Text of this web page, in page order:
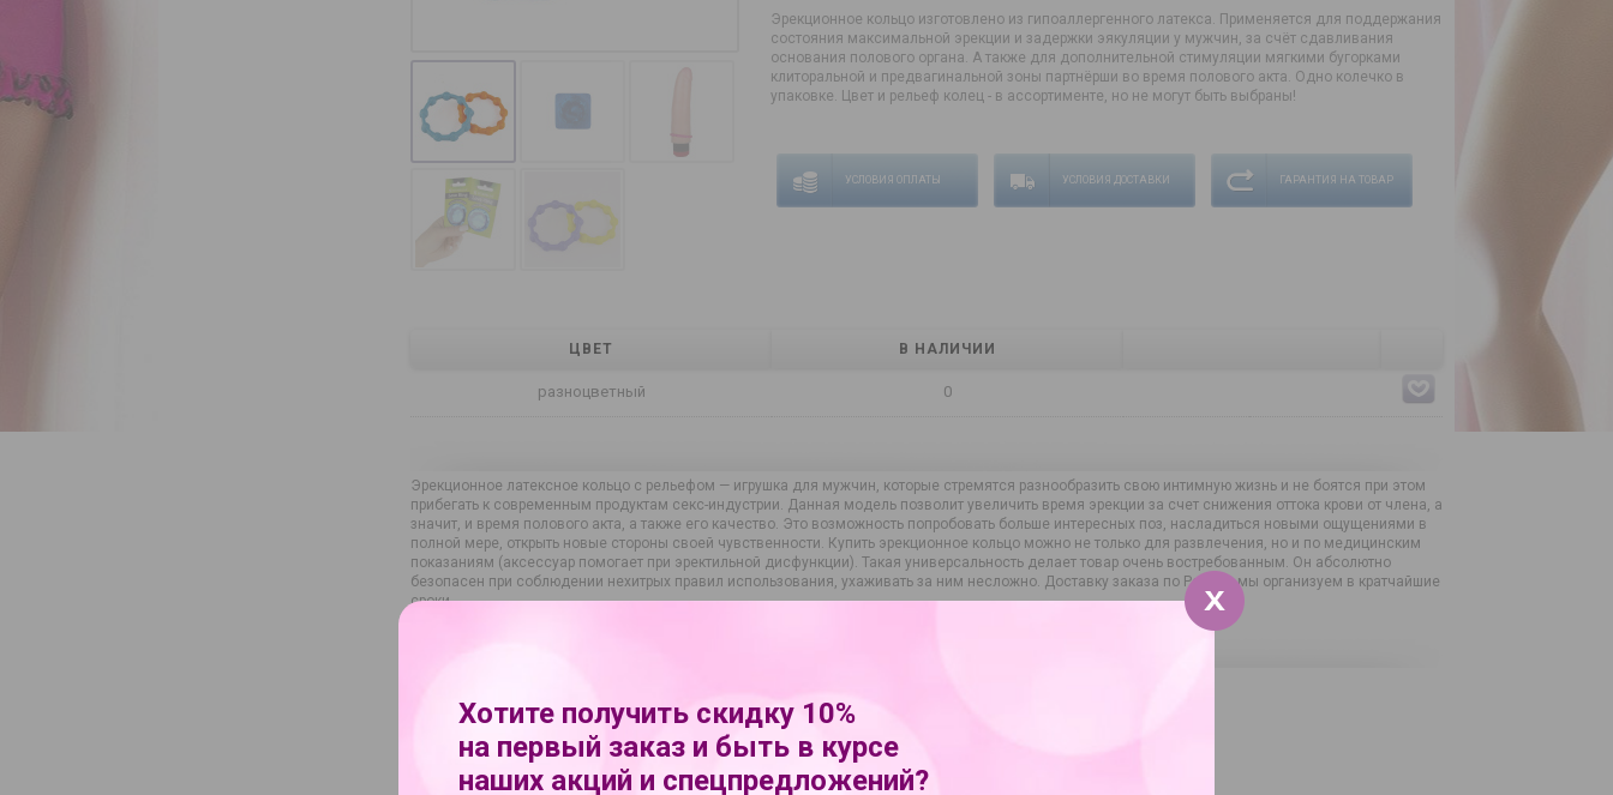
Эрекционное кольцо изготовлено из гипоаллергенного латекса. Применяется для поддержания
состояния максимальной эрекции и задержки эякуляции у мужчин, за счёт сдавливания
основания полового органа. А также для дополнительной стимуляции мягкими бугорками
клиторальной и предвагинальной зоны партнёрши во время полового акта. Одно колечко в
упаковке. Цвет и рельеф колец - в ассортименте, но не могут быть выбраны!
УСЛОВИЯ ОПЛАТЫ УСЛОВИЯ ДОСТАВКИ ГАРАНТИЯ НА ТОВАР
ЦВЕТ В НАЛИЧИИ
разноцветный 0
Эрекционное латексное кольцо с рельефом — игрушка для мужчин, которые стремятся разнообразить свою интимную жизнь и не боятся при этом
прибегать к современным продуктам секс-индустрии. Данная модель позволит увеличить время эрекции за счет снижения оттока крови от члена, а
значит, и время полового акта, а также его качество. Это возможность попробовать больше интересных поз, насладиться новыми ощущениями в
полной мере, открыть новые стороны своей чувственности. Купить эрекционное кольцо можно не только для развлечения, но и по медицинским
показаниям (аксессуар помогает при эректильной дисфункции). Такая универсальность делает товар очень востребованным. Он абсолютно
безопасен при соблюдении нехитрых правил использования, ухаживать за ним несложно. Доставку заказа по России мы организуем в кратчайшие
сроки.
Sitabella
Хотите получить скидку 10%
на первый заказ и быть в курсе
наших акций и спецпредложений?